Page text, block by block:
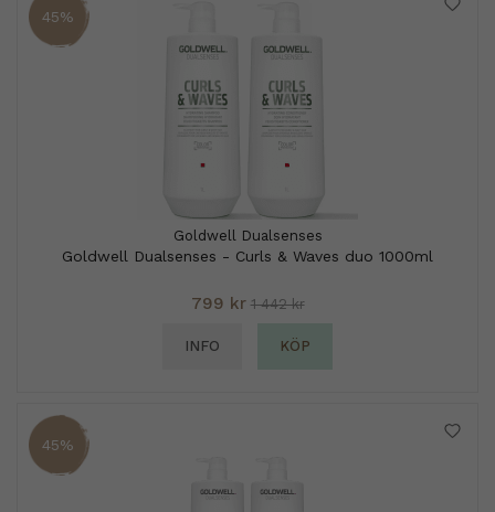
45%
Goldwell Dualsenses
Goldwell Dualsenses - Curls & Waves duo 1000ml
799 kr 1 442 kr
INFO KÖP
45%